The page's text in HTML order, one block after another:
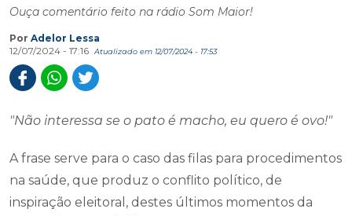
Ouça comentário feito na rádio Som Maior!
Por Adelor Lessa
12/07/2024 - 17:16
Atualizado em 12/07/2024 - 17:53
"Não interessa se o pato é macho, eu quero é ovo!"
A frase serve para o caso das filas para procedimentos
na saúde, que produz o conflito político, de
inspiração eleitoral, destes últimos momentos da